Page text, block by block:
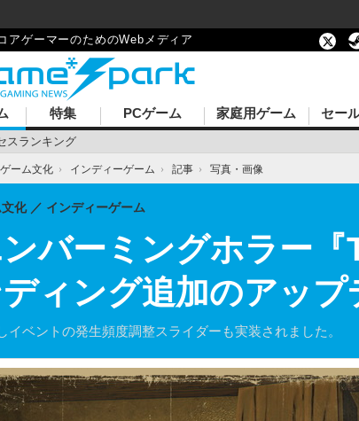
アゲーマーのためのWebメディア
スランキング
特集 PCゲーム 家庭用ゲーム セー
ゲーム文化 › インディーゲーム › 記事 › 写真・画像
バーミングホラー
ィング追加のアッ
イベントの発生頻度調整スライダーも実装されました。
化 インディーゲーム